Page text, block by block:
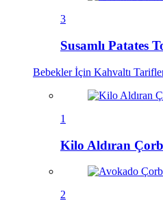
3
Susamlı Patates
Bebekler İçin Kahvaltı
1
Kilo Aldıran
2